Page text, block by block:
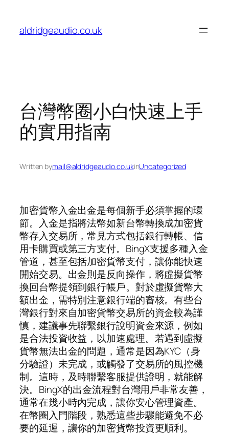
content
aldridgeaudio.co.uk
台灣幣圈小白快速上手
的實用指南
Written bymail@aldridgeaudio.co.ukinUncategorized
加密貨幣入金出金是每個新手必須掌握的環
節。入金是指將法幣如新台幣轉換成加密貨
幣存入交易所，常見方式包括銀行轉帳、信
用卡購買或第三方支付。BingX支援多種入金
管道，甚至包括加密貨幣支付，讓你能快速
開始交易。出金則是反向操作，將虛擬貨幣
換回台幣提領到銀行帳戶。對於虛擬貨幣大
額出金，需特別注意銀行端的審核。有些台
灣銀行對來自加密貨幣交易所的資金較為謹
慎，建議事先聯繫銀行說明資金來源，例如
是合法投資收益，以加速處理。若遇到虛擬
貨幣無法出金的問題，通常是因為KYC（身
分驗證）未完成，或觸發了交易所的風控機
制。這時，及時聯繫客服提供證明，就能解
決。BingX的出金流程對台灣用戶非常友善，
通常在幾小時內完成，讓你安心管理資產。
在幣圈入門階段，熟悉這些步驟能避免不必
要的延遲，讓你的加密貨幣投資更順利。